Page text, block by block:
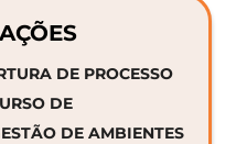
DE PROCESSO
DE
DE AMBIENTES